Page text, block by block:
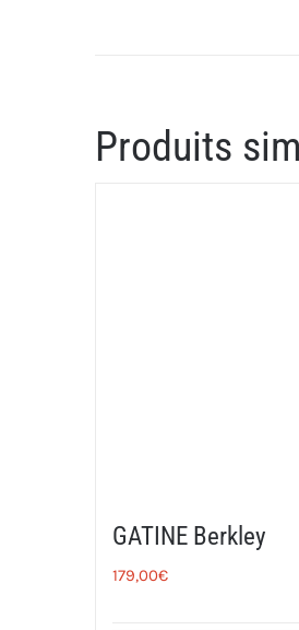
Produits
GATINE Berkley
179,00€